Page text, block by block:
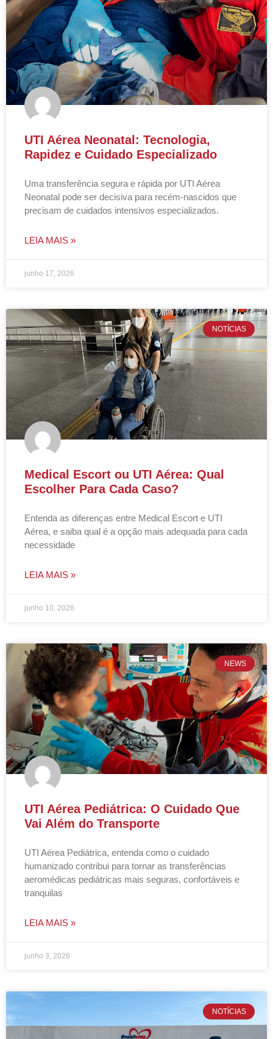
UTI Aérea Neonatal: Tecnologia,
Rapidez e Cuidado Especializado
Uma transferência segura e rápida por UTI Aérea
Neonatal pode ser decisiva para recém-nascidos que
precisam de cuidados intensivos especializados.
LEIA MAIS »
junho 17, 2026
NOTÍCIAS
Medical Escort ou UTI Aérea: Qual
Escolher Para Cada Caso?
Entenda as diferenças entre Medical Escort e UTI
Aérea, e saiba qual é a opção mais adequada para cada
necessidade
LEIA MAIS »
junho 10, 2026
NEWS
UTI Aérea Pediátrica: O Cuidado Que
Vai Além do Transporte
UTI Aérea Pediátrica, entenda como o cuidado
humanizado contribui para tornar as transferências
aeromédicas pediátricas mais seguras, confortáveis e
tranquilas
LEIA MAIS »
junho 3, 2026
NOTÍCIAS